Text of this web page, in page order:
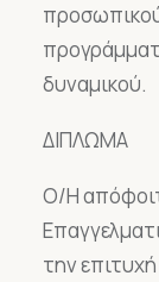
δυναμικού.
ΔΙΠΛΩΜΑ
Ο/Η
την